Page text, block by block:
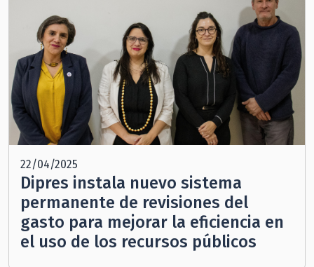
22/04/2025
Dipres instala nuevo sistema
permanente de revisiones del
gasto para mejorar la eficiencia en
el uso de los recursos públicos